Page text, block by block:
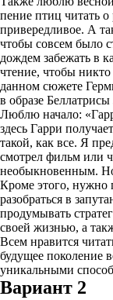
пение птиц читать о
привередливое. А
чтобы совсем было
дождем забежать в
чтение, чтобы
данном сюжете
в образе
Люблю начало:
здесь Гарри
такой, как все. Я
смотрел фильм или
необыкновенным.
Кроме этого, нужно
разобраться в
продумывать
своей жизнью, а
Всем нравится
будущее поколение
уникальными
Вариант 2